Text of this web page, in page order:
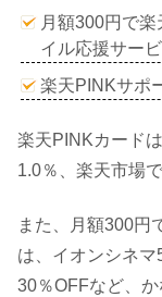
月額300円で
イル応援サー
楽天PINKサポ
楽天PINKカード
1.0％、楽天市場
また、月額300円
は、イオンシネ
30％OFFなど、か